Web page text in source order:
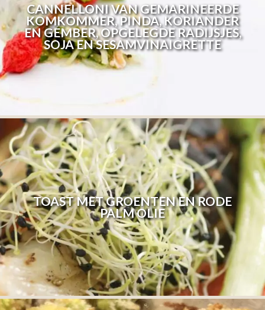
CANNELLONI VAN GEMARINEERDE
KOMKOMMER, PINDA, KORIANDER
EN GEMBER, OPGELEGDE RADIJSJES,
SOJA EN SESAMVINAIGRETTE
TOAST MET GROENTEN EN RODE
PALM OLIE